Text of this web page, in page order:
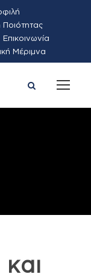
Ποιότητας
Επικοινωνία
Μέριμνα